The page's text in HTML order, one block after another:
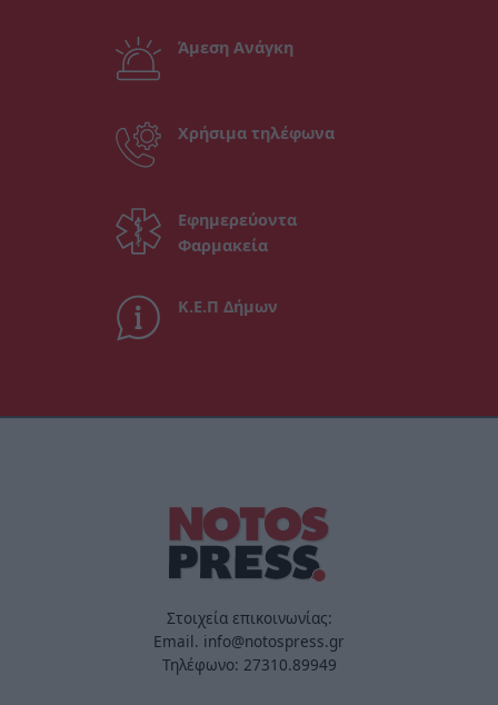
Άμεση Ανάγκη
Χρήσιμα τηλέφωνα
Εφημερεύοντα
Φαρμακεία
Κ.Ε.Π Δήμων
Στοιχεία επικοινωνίας:
Email. info@notospress.gr
Τηλέφωνο: 27310.89949